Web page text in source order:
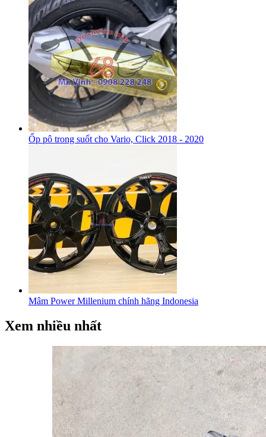
Ốp pô trong suốt cho Vario, Click 2018 - 2020
Mâm Power Millenium chính hãng Indonesia
Xem nhiều nhất